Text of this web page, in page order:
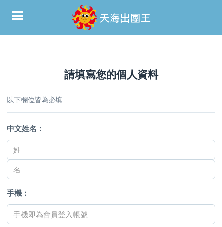
請填寫您的個人資料
以下欄位皆為必填
中文姓名：
手機：